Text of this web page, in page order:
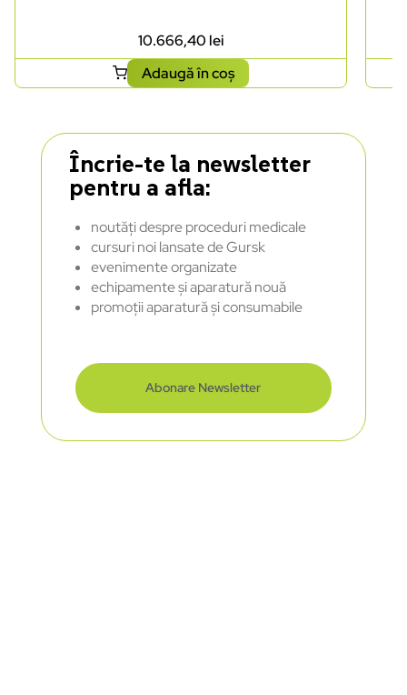
10.666,40 lei
Adaugă în coș
Încrie-te la newsletter
pentru a afla:
noutăți despre proceduri medicale
cursuri noi lansate de Gursk
evenimente organizate
echipamente și aparatură nouă
promoții aparatură și consumabile
Abonare Newsletter